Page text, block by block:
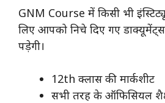
GNM Course में किसी भी
लिए आपको निचे दिए गए
पड़ेगी।
12th क्लास की मार्कशीट
सभी तरह के ऑफिसियल